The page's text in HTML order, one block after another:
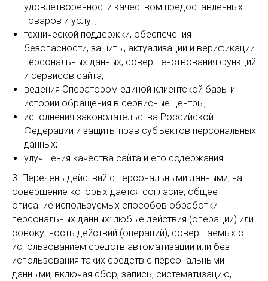
удовлетворенности качеством предоставленных
товаров и услуг;
технической поддержки, обеспечения
безопасности, защиты, актуализации и верификации
персональных данных, совершенствования функций
и сервисов сайта;
ведения Оператором единой клиентской базы и
истории обращения в сервисные центры;
исполнения законодательства Российской
Федерации и защиты прав субъектов персональных
данных;
улучшения качества сайта и его содержания.
3. Перечень действий с персональными данными, на
совершение которых дается согласие, общее
описание используемых способов обработки
персональных данных: любые действия (операции) или
совокупность действий (операций), совершаемых с
использованием средств автоматизации или без
использования таких средств с персональными
данными, включая сбор, запись, систематизацию,